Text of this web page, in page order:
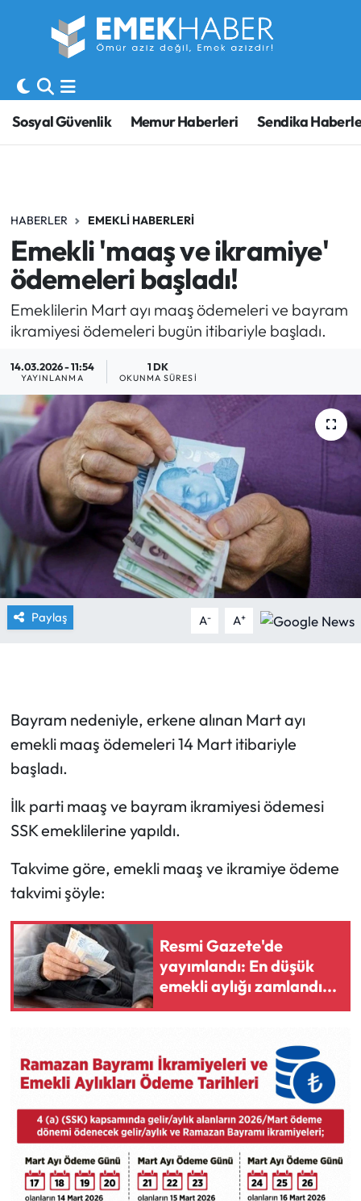
Sosyal Güvenlik Memur Haberleri Sendika
HABERLER EMEKLI HABERLERI
Emekli 'maaş ve ikramiye'
ödemeleri başladı!
Emeklilerin Mart ayı maaş ödemeleri ve bayram
ikramiyesi ödemeleri bugün itibariyle başladı.
14.03.2026 - 11:54
YAYINLANMA
1 DK
OKUNMA SÜRESI
Paylaş A- A+
Bayram nedeniyle, erkene alınan Mart ayı
emekli maaş ödemeleri 14 Mart itibariyle
başladı.
İlk parti maaş ve bayram ikramiyesi ödemesi
SSK emeklilerine yapıldı.
Takvime göre, emekli maaş ve ikramiye ödeme
takvimi şöyle:
Resmi Gazete'de
yayımlandı: En düşük
emekli aylığı zamlandı...
Sosyal Güvenlik
Sendika
SORU-CEVAP
Memur
Emekli
İşveren
Araştırma-Rapor
Hava Durumu
Trafik Durumu
Süper Lig Puan Durumu ve Fikstür
Son Dakika Haberleri
Haber Arşivi